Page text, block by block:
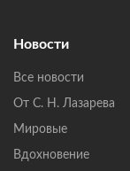
Новости
Все новости
От С. Н. Лазарева
Мировые
Вдохновение